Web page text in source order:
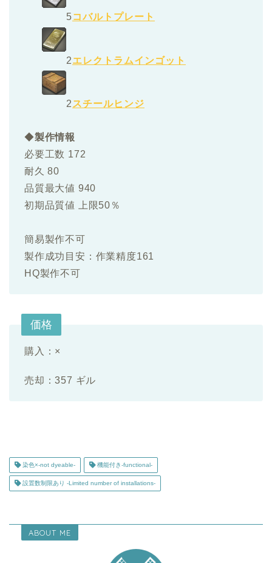
5コバルトプレート
2エレクトラムインゴット
2 スチールヒンジ
◆製作情報
必要工数 172
耐久 80
品質最大値 940
初期品質値 上限50％
簡易製作不可
製作成功目安：作業精度161
HQ製作不可
価格
購入：×
売却：357 ギル
染色×-not dyeable- 機能付き-functional-
設置数制限あり -Limited number of installations-
ABOUT ME